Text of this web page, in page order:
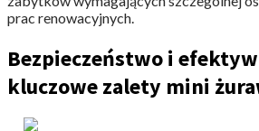
prac renowacyjnych.
Bezpieczeństwo i
kluczowe zalety mini